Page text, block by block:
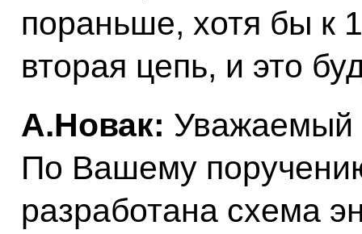
пораньше, хотя бы к
вторая цепь, и это
А.Новак: Уважаемый
По Вашему
разработана схема